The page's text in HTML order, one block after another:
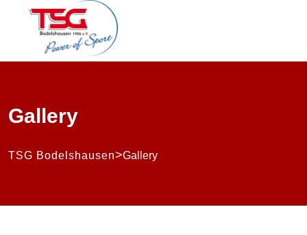
Gallery
TSG Bodelshausen>Gallery